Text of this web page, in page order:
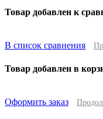
Товар добавлен к
В список сравнения
Товар добавлен в
Оформить заказ